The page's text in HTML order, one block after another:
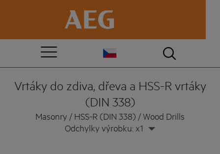
Vrtáky do zdiva, dřeva a HSS-R vrtáky
(DIN 338)
Masonry / HSS-R (DIN 338) / Wood Drills
Odchylky výrobku: x1